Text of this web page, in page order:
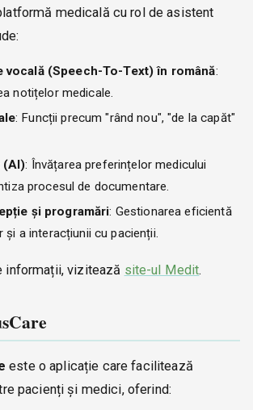
medicală cu rol de asistent
vocală (Speech-To-Text) în română:
notițelor medicale.
: Funcții precum "rând nou", "de la capăt"
(AI): Învățarea preferințelor medicului
procesul de documentare.
și programări: Gestionarea eficientă
și a interacțiunii cu pacienții.
informații, vizitează site-ul Medit.
este o aplicație care facilitează
pacienți și medici, oferind: